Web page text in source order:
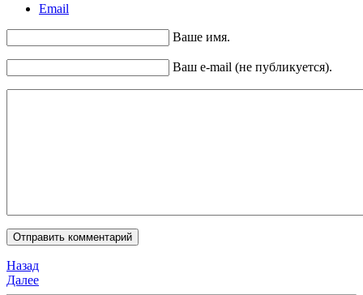
Email
Ваше имя.
Ваш e-mail (не публикуется).
Назад
Далее